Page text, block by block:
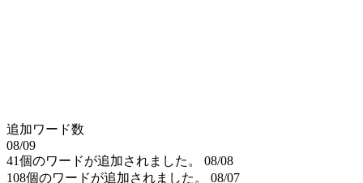
追加ワード数
08/09
41個のワードが追加されました。
08/08
108個のワードが追加されました。
08/07